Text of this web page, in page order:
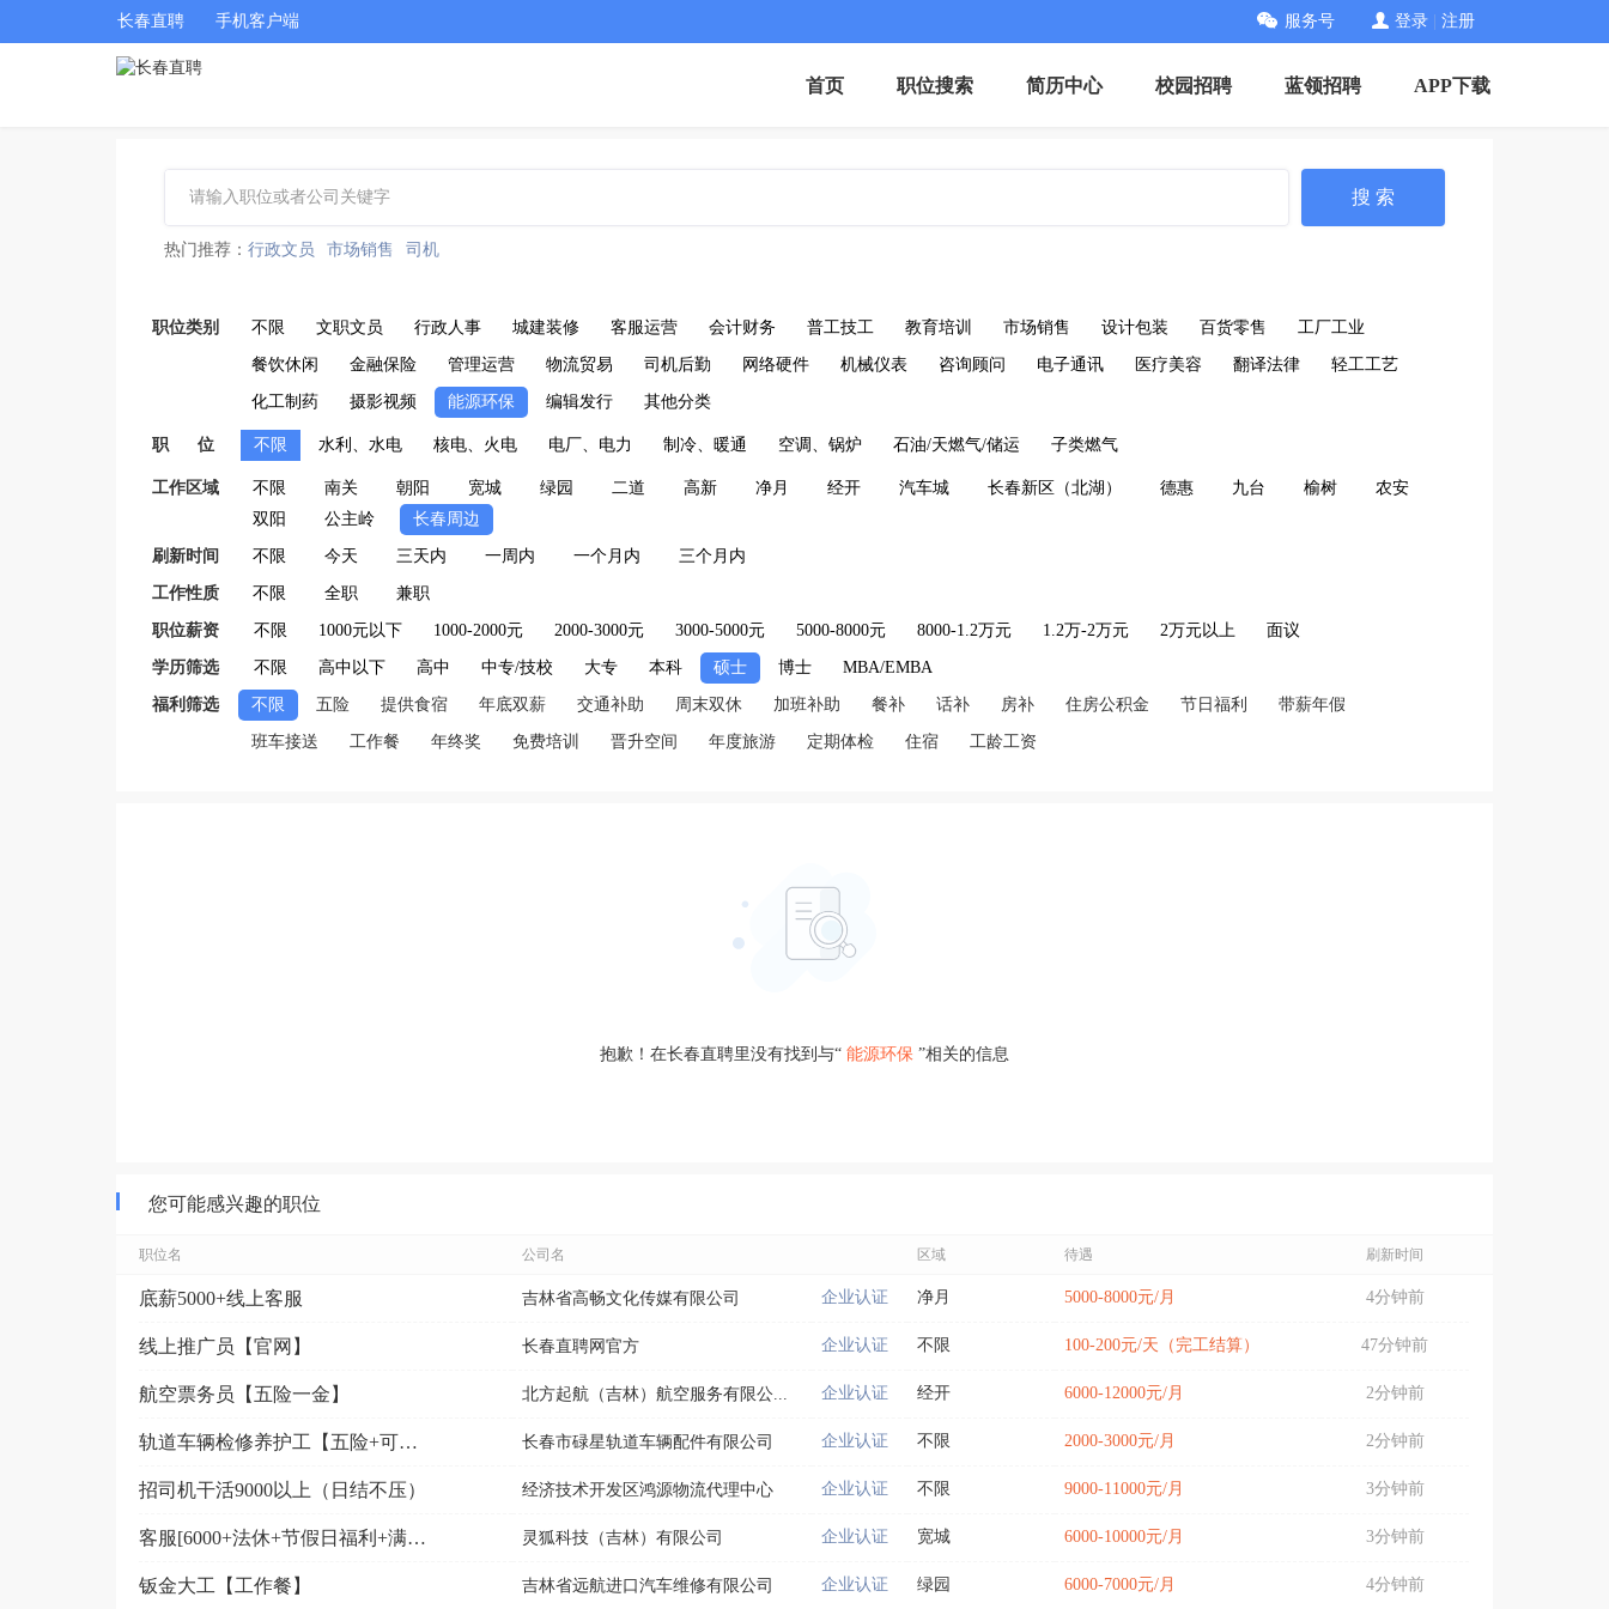
长春直聘 手机客户端 服务号 登录 注册
首页 职位搜索 简历中心 校园招聘 蓝领招聘 APP下载
搜 索
热门推荐： 行政文员 市场销售 司机
职位类别 不限 文职文员 行政人事 城建装修 客服运营 会计财务 普工技工 教育培训 市场销售 设计包装 百货零售 工厂工业
餐饮休闲 金融保险 管理运营 物流贸易 司机后勤 网络硬件 机械仪表 咨询顾问 电子通讯 医疗美容 翻译法律 轻工工艺
化工制药 摄影视频 能源环保 编辑发行 其他分类
职 位 不限 水利、水电 核电、火电 电厂、电力 制冷、暖通 空调、锅炉 石油/天燃气/储运 子类燃气
工作区域 不限 南关 朝阳 宽城 绿园 二道 高新 净月 经开 汽车城 长春新区（北湖） 德惠 九台 榆树
农安
双阳
公主岭 长春周边
刷新时间 不限 今天 三天内 一周内 一个月内 三个月内
工作性质 不限 全职 兼职
职位薪资 不限 1000元以下 1000-2000元 2000-3000元 3000-5000元 5000-8000元 8000-1.2万元 1.2万-2万元 2万元以上 面议
学历筛选 不限 高中以下 高中 中专/技校 大专 本科 硕士 博士 MBA/EMBA
福利筛选 不限 五险 提供食宿 年底双薪 交通补助 周末双休 加班补助 餐补 话补 房补 住房公积金 节日福利 带薪年假
班车接送 工作餐 年终奖 免费培训 晋升空间 年度旅游 定期体检 住宿 工龄工资
抱歉！在长春直聘里没有找到与“ 能源环保 ”相关的信息
您可能感兴趣的职位
职位名 公司名 区域 待遇 刷新时间
底薪5000+线上客服 吉林省高畅文化传媒有限公司 企业认证 净月 5000-8000元/月 4分钟前
线上推广员【官网】 长春直聘网官方 企业认证 不限 100-200元/天（完工结算） 47分钟前
航空票务员【五险一金】 北方起航（吉林）航空服务有限公... 企业认证 经开 6000-12000元/月 2分钟前
轨道车辆检修养护工【五险+可接受应届毕业生+周末双休... 长春市碌星轨道车辆配件有限公司 企业认证 不限 2000-3000元/月 2分钟前
招司机干活9000以上（日结不压） 经济技术开发区鸿源物流代理中心 企业认证 不限 9000-11000元/月 3分钟前
客服[6000+法休+节假日福利+满一年五险一金] 灵狐科技（吉林）有限公司 企业认证 宽城 6000-10000元/月 3分钟前
钣金大工【工作餐】 吉林省远航进口汽车维修有限公司 企业认证 绿园 6000-7000元/月 4分钟前